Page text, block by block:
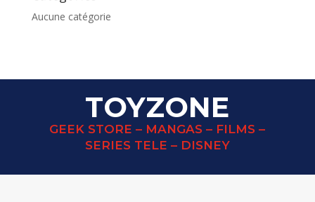
Aucune catégorie
TOYZONE
GEEK STORE – MANGAS – FILMS –
SERIES TELE – DISNEY